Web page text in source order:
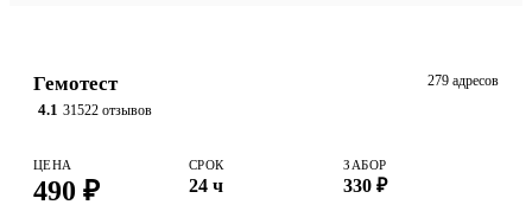
Гемотест
4.1 31522 отзывов
279 адресов
ЦЕНА
490 ₽
СРОК
24 ч
ЗАБОР
330 ₽